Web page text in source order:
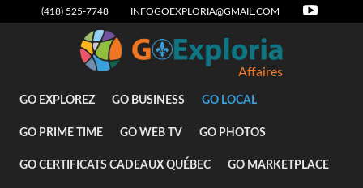
(418) 525-7748 INFOGOEXPLORIA@GMAIL.COM
Affaires
GO EXPLOREZ GO BUSINESS GO LOCAL
GO PRIME TIME GO WEB TV GO PHOTOS
GO CERTIFICATS CADEAUX QUÉBEC GO MARKETPLACE